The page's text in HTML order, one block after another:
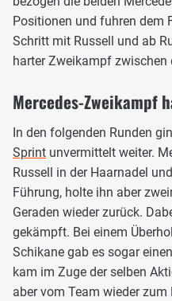
Positionen und fuhren dem
Schritt mit Russell und ab
harter Zweikampf zwischen
Mercedes-Zweikampf
In den folgenden Runden
Sprint unvermittelt weiter.
Russell in der Haarnadel
Führung, holte ihn aber
Geraden wieder zurück.
gekämpft. Bei einem
Schikane gab es sogar
kam im Zuge der selben
aber vom Team wieder